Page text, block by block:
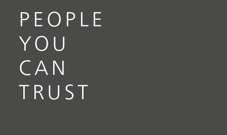
PEOPLE
YOU
CAN
TRUST